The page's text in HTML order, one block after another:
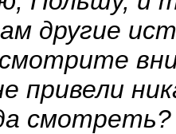
другие
привели
смотреть?